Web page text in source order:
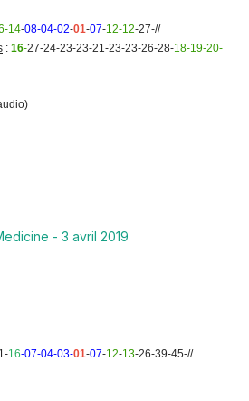
14-08-04-02-01-07-12-12-27-//
: 16-27-24-23-23-21-23-23-26-28-18-19-20-
- 3 avril 2019
16-07-04-03-01-07-12-13-26-39-45-//